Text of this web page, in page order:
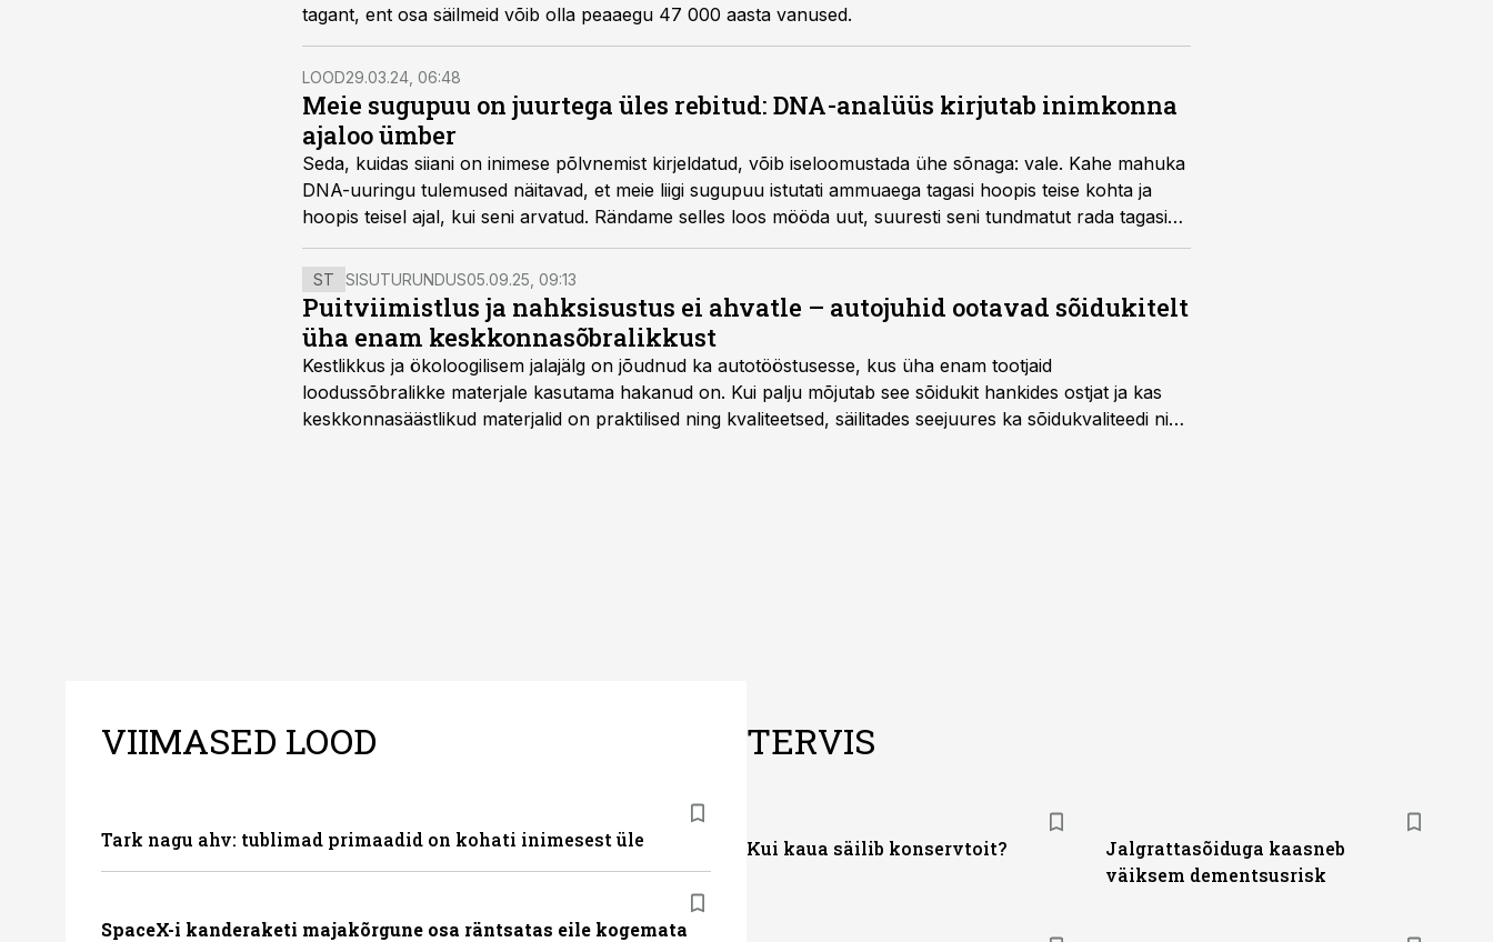
tagant, ent osa säilmeid võib olla peaaegu 47 000 aasta vanused.
LOOD29.03.24, 06:48
Meie sugu­puu on juurtega üles rebitud: DNA-analüüs kirjutab inimkonna
ajaloo ümber
Seda, kuidas siiani on inimese põlvnemist kirjeldatud, võib iseloomustada ühe sõnaga: vale. Kahe mahuka
DNA-uuringu tulemused näitavad, et meie liigi sugupuu istutati ammuaega tagasi hoopis teise kohta ja
hoopis teisel ajal, kui seni arvatud. Rändame selles loos mööda uut, suuresti seni tundmatut rada tagasi
meie liigi loo alguspunkti.
ST SISUTURUNDUS05.09.25, 09:13
Puitviimistlus ja nahksisustus ei ahvatle – autojuhid ootavad sõidukitelt
üha enam keskkonnasõbralikkust
Kestlikkus ja ökoloogilisem jalajälg on jõudnud ka autotööstusesse, kus üha enam tootjaid
loodussõbralikke materjale kasutama hakanud on. Kui palju mõjutab see sõidukit hankides ostjat ja kas
keskkonnasäästlikud materjalid on praktilised ning kvaliteetsed, säilitades seejuures ka sõidukvaliteedi ning
VIIMASED LOOD
Tark nagu ahv: tublimad primaadid on kohati inimesest üle
SpaceX-i kanderaketi majakõrgune osa räntsatas eile kogemata
TERVIS
Kui kaua säilib konservtoit?
Jalgrattasõiduga kaasneb
väiksem dementsusrisk